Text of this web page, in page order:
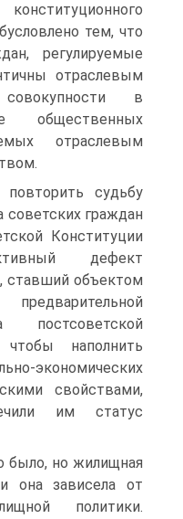
тем, что
регулируемые
отраслевым
в
общественных
отраслевым
судьбу
советских граждан
Конституции
дефект
ставший объектом
постсоветской
наполнить
экономических
свойствами,
им статус
было, но жилищная
она зависела от
политики.